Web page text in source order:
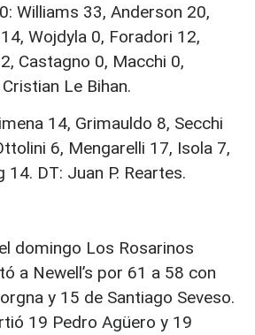
Williams 33, Anderson 20,
Wojdyla 0, Foradori 12,
Castagno 0, Macchi 0,
Le Bihan.
14, Grimauldo 8, Secchi
6, Mengarelli 17, Isola 7,
DT: Juan P. Reartes.
domingo Los Rosarinos
a Newell’s por 61 a 58 con
y 15 de Santiago Seveso.
19 Pedro Agüero y 19